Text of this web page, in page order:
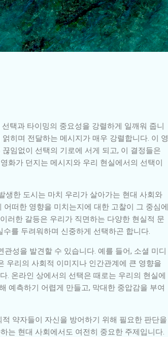
택과 타이밍의 중요성을 강렬하게 일깨워 줍니
히며 전달하는 메시지가 매우 강렬합니다. 이 영
임없이 선택의 기로에 서게 되고, 이 결정들은
화가 던지는 메시지와 우리 현실에서의 선택이
생한 도시는 마치 우리가 살아가는 현대 사회와
떠한 영향을 미치는지에 대한 고찰이 그 중심에
러한 갈등은 우리가 직면하는 다양한 현실적 문
를 두려워하며 신중하게 선택하곤 합니다.
성을 발견할 수 있습니다. 예를 들어, 소셜 미디
우리의 사회적 이미지나 인간관계에 큰 영향을
. 온라인 상에서의 선택은 때로는 우리의 현실에
예측하기 어렵게 만들고, 막대한 중압감을 부여
약자들이 자신을 방어하기 위해 필요한 판단을
는 현대 사회에서도 여전히 중요한 주제입니다.